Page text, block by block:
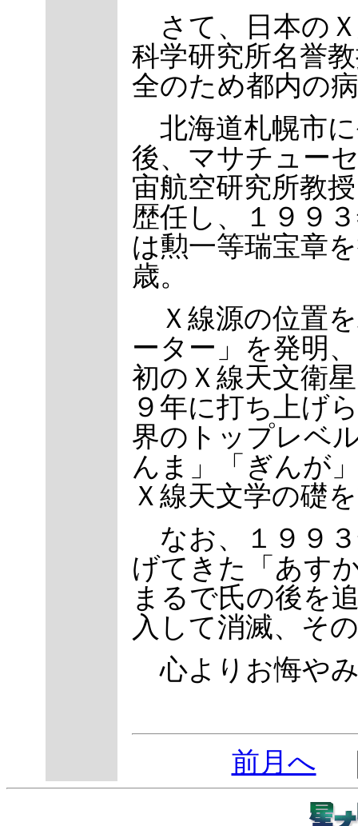
さて、日本の
科学研究所名誉
全のため都内の
北海道札幌市
後、マサチュー
宙航空研究所教
歴任し、１９９
は勲一等瑞宝章
歳。
Ｘ線源の位置
ーター」を発明
初のＸ線天文衛
９年に打ち上げ
界のトップレベ
んま」「ぎんが
Ｘ線天文学の礎
なお、１９９
げてきた「あす
まるで氏の後を
入して消滅、そ
心よりお悔や
前月へ